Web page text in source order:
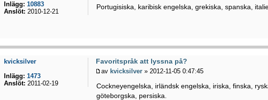
Portugisiska, karibisk engelska, grekiska, spanska,
Inlägg: 10883
Anslöt: 2010-12-21
Favoritspråk att lyssna på?
av kvicksilver » 2012-11-05 0:47:45
Cockneyengelska, irländsk engelska, iriska, finska,
göteborgska, persiska.
kvicksilver
Inlägg: 1473
Anslöt: 2011-02-19